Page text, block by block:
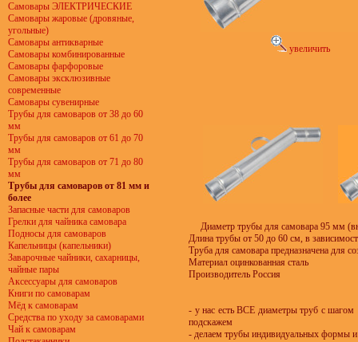
Самовары ЭЛЕКТРИЧЕСКИЕ
Самовары жаровые (дровяные,
угольные)
Самовары антикварные
Самовары комбинированные
Самовары фарфоровые
Самовары эксклюзивные
современные
Самовары сувенирные
Трубы для самоваров от 38 до 60
мм
Трубы для самоваров от 61 до 70
мм
Трубы для самоваров от 71 до 80
мм
Трубы для самоваров от 81 мм и
более
Запасные части для самоваров
Грелки для чайника самовара
Подносы для самоваров
Капельницы (капельники)
Заварочные чайники, сахарницы,
чайные пары
Аксессуары для самоваров
Книги по самоварам
Мёд к самоварам
Средства по уходу за самоварами
Чай к самоварам
увеличить
Диаметр трубы для самовара 95 мм
Длина трубы от 50 до 60 см, в
Труба для самовара предназначена для
Материал оцинкованная сталь
Производитель Россия
- у нас есть ВСЕ диаметры труб с
подскажем
- делаем трубы индивидуальных формы и